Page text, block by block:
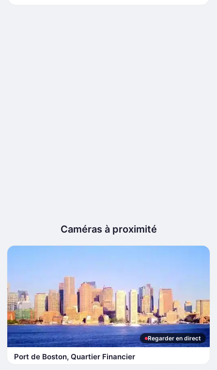
Caméras à proximité
Regarder en direct
Port de Boston, Quartier Financier